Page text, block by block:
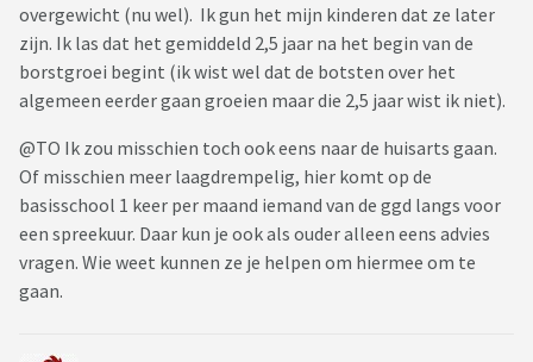
overgewicht (nu wel). Ik gun het mijn kinderen dat ze later
zijn. Ik las dat het gemiddeld 2,5 jaar na het begin van de
borstgroei begint (ik wist wel dat de botsten over het
algemeen eerder gaan groeien maar die 2,5 jaar wist ik niet).
@TO Ik zou misschien toch ook eens naar de huisarts gaan.
Of misschien meer laagdrempelig, hier komt op de
basisschool 1 keer per maand iemand van de ggd langs voor
een spreekuur. Daar kun je ook als ouder alleen eens advies
vragen. Wie weet kunnen ze je helpen om hiermee om te
gaan.